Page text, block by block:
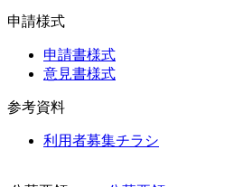
申請様式
申請書様式
意見書様式
参考資料
利用者募集チラシ